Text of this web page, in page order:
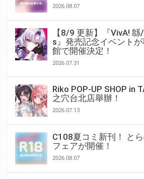
2026.08.07
【8/9 更新】『VivA!
s』発売記念イベント
館で開催決定！
2026.07.31
Riko POP-UP SHOP in
之穴台北店舉辦！
2026.07.13
C108夏コミ新刊！ と
フェアが開催！
2026.08.07